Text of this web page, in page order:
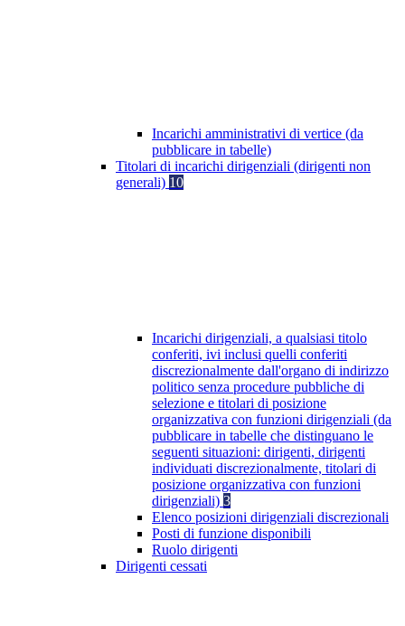
Incarichi amministrativi di vertice (da
pubblicare in tabelle)
Titolari di incarichi dirigenziali (dirigenti non
generali) 10
Incarichi dirigenziali, a qualsiasi titolo
conferiti, ivi inclusi quelli conferiti
discrezionalmente dall'organo di indirizzo
politico senza procedure pubbliche di
selezione e titolari di posizione
organizzativa con funzioni dirigenziali (da
pubblicare in tabelle che distinguano le
seguenti situazioni: dirigenti, dirigenti
individuati discrezionalmente, titolari di
posizione organizzativa con funzioni
dirigenziali) 3
Elenco posizioni dirigenziali discrezionali
Posti di funzione disponibili
Ruolo dirigenti
Dirigenti cessati